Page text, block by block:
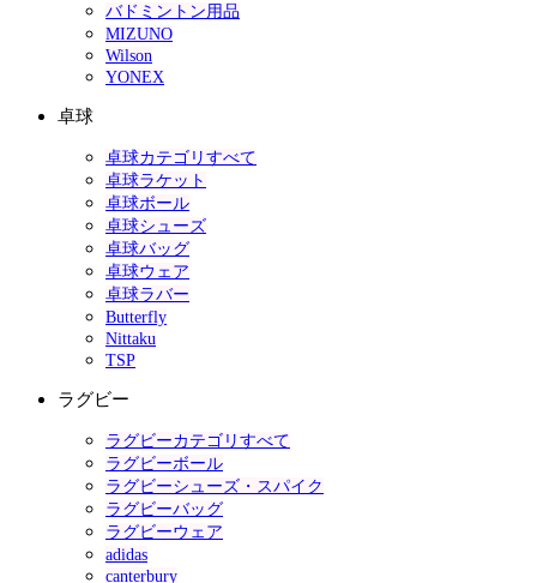
バドミントン用品
MIZUNO
Wilson
YONEX
卓球
卓球カテゴリすべて
卓球ラケット
卓球ボール
卓球シューズ
卓球バッグ
卓球ウェア
卓球ラバー
Butterfly
Nittaku
TSP
ラグビー
ラグビーカテゴリすべて
ラグビーボール
ラグビーシューズ・スパイク
ラグビーバッグ
ラグビーウェア
adidas
canterbury